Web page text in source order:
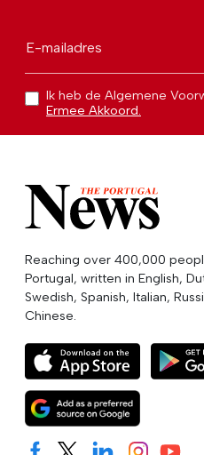
E-mailadres
Ik heb de Algemene
Ermee Akkoord.
Reaching over 400,000
Portugal, written in English,
Swedish, Spanish, Italian,
Chinese.